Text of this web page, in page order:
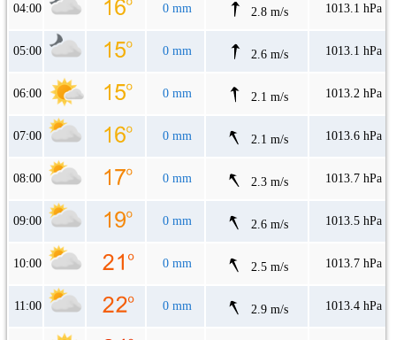
04:00 0 mm 2.8 m/s 1013.1 hPa
05:00 0 mm 2.6 m/s 1013.1 hPa
06:00 0 mm 2.1 m/s 1013.2 hPa
07:00 0 mm 2.1 m/s 1013.6 hPa
08:00 0 mm 2.3 m/s 1013.7 hPa
09:00 0 mm 2.6 m/s 1013.5 hPa
10:00 0 mm 2.5 m/s 1013.7 hPa
11:00 0 mm 2.9 m/s 1013.4 hPa